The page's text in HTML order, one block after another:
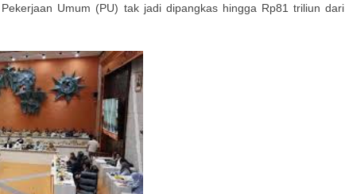
Pekerjaan Umum (PU) tak jadi dipangkas hingga Rp81 triliun dari